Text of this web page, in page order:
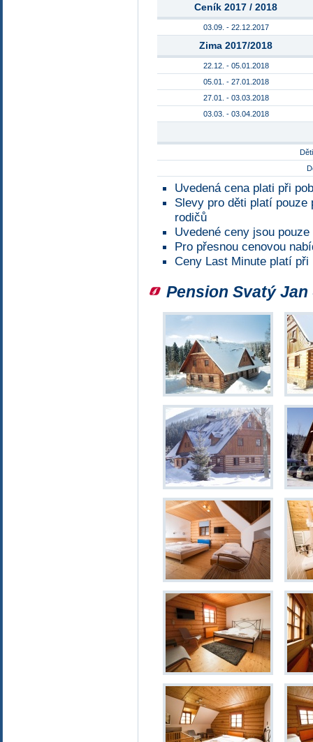
Ceník 2017 / 2018
03.09. - 22.12.2017
Zima 2017/2018
22.12. - 05.01.2018
05.01. - 27.01.2018
27.01. - 03.03.2018
03.03. - 03.04.2018
Uvedená cena plati při
Slevy pro děti platí pouze
rodičů
Uvedené ceny jsou
Pro přesnou cenovou
Ceny Last Minute platí
Pension Svatý